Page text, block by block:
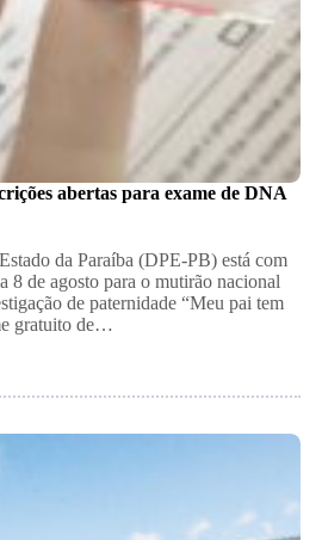
abertas para exame de DNA
da Paraíba (DPE-PB) está com
8 de agosto para o mutirão nacional
de paternidade “Meu pai tem
gratuito de…